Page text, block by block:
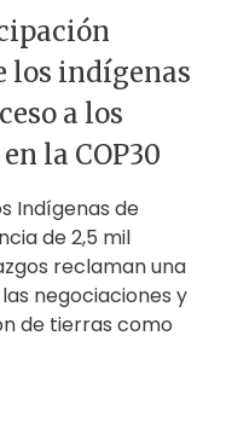
los indígenas
a los
la COP30
Indígenas de
de 2,5 mil
reclaman una
negociaciones y
de tierras como